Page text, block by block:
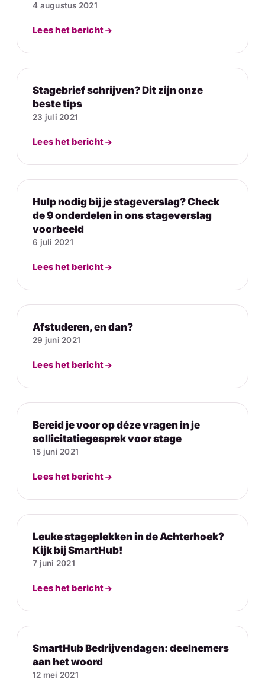
4 augustus 2021
Lees het bericht
Stagebrief schrijven? Dit zijn onze
beste tips
23 juli 2021
Lees het bericht
Hulp nodig bij je stageverslag? Check
de 9 onderdelen in ons stageverslag
voorbeeld
6 juli 2021
Lees het bericht
Afstuderen, en dan?
29 juni 2021
Lees het bericht
Bereid je voor op déze vragen in je
sollicitatiegesprek voor stage
15 juni 2021
Lees het bericht
Leuke stageplekken in de Achterhoek?
Kijk bij SmartHub!
7 juni 2021
Lees het bericht
SmartHub Bedrijvendagen: deelnemers
aan het woord
12 mei 2021